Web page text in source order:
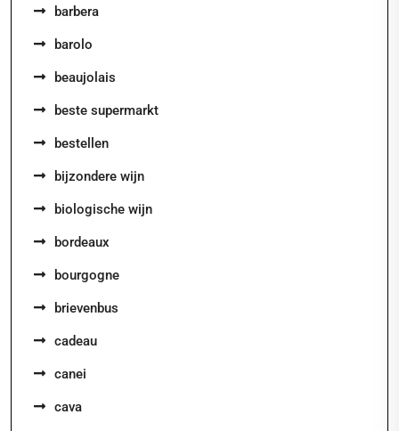
barbera
barolo
beaujolais
beste supermarkt
bestellen
bijzondere wijn
biologische wijn
bordeaux
bourgogne
brievenbus
cadeau
canei
cava